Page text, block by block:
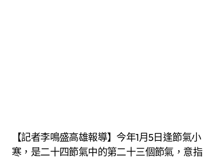
【記者李鳴盛高雄報導】今年1月5日逢節氣小
寒，是二十四節氣中的第二十三個節氣，意指